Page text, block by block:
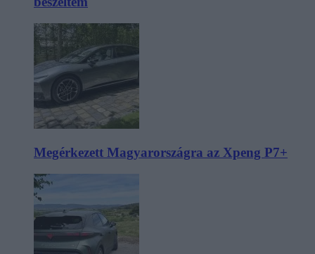
Megérkezett Magyarországra az Xpeng P7+